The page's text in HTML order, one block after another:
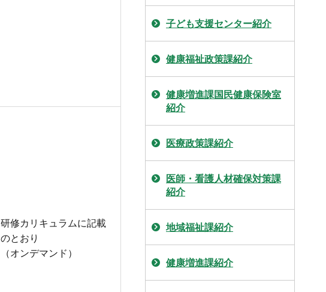
研修カリキュラムに記載
のとおり
（オンデマンド）
子ども支援センター紹介
健康福祉政策課紹介
健康増進課国民健康保険室
紹介
医療政策課紹介
医師・看護人材確保対策課
紹介
地域福祉課紹介
健康増進課紹介